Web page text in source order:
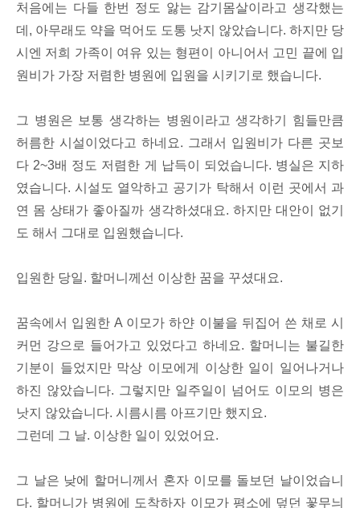
처음에는 다들 한번 정도 앓는 감기몸살이라고 생각했는
데, 아무래도 약을 먹어도 도통 낫지 않았습니다. 하지만 당
시엔 저희 가족이 여유 있는 형편이 아니어서 고민 끝에 입
원비가 가장 저렴한 병원에 입원을 시키기로 했습니다.
그 병원은 보통 생각하는 병원이라고 생각하기 힘들만큼
허름한 시설이었다고 하네요. 그래서 입원비가 다른 곳보
다 2~3배 정도 저렴한 게 납득이 되었습니다. 병실은 지하
였습니다. 시설도 열악하고 공기가 탁해서 이런 곳에서 과
연 몸 상태가 좋아질까 생각하셨대요. 하지만 대안이 없기
도 해서 그대로 입원했습니다.
입원한 당일. 할머니께선 이상한 꿈을 꾸셨대요.
꿈속에서 입원한 A 이모가 하얀 이불을 뒤집어 쓴 채로 시
커먼 강으로 들어가고 있었다고 하네요. 할머니는 불길한
기분이 들었지만 막상 이모에게 이상한 일이 일어나거나
하진 않았습니다. 그렇지만 일주일이 넘어도 이모의 병은
낫지 않았습니다. 시름시름 아프기만 했지요.
그런데 그 날. 이상한 일이 있었어요.
그 날은 낮에 할머니께서 혼자 이모를 돌보던 날이었습니
다. 할머니가 병원에 도착하자 이모가 평소에 덮던 꽃무늬